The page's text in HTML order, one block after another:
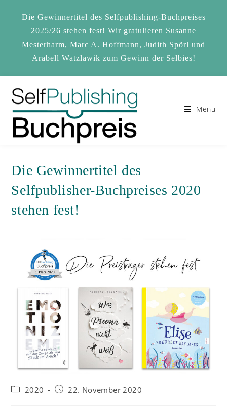
springen
Die Gewinnertitel des Selfpublishing-Buchpreises
2025/26 stehen fest! Wir gratulieren Susanne
Mesterharm, Marc A. Hoffmann, Judith Spörl und
Arabell Watzlawik zum Gewinn der Selbies!
Menü
Die Gewinnertitel des
Selfpublisher-Buchpreises 2020
stehen fest!
Beitrags-
2020
Beitrag22. November 2020